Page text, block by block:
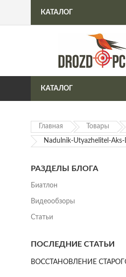
Интернет-магазин
КАТАЛОГ
КАТАЛОГ
Главная Товары
Nadulnik-Utyazhelitel-
РАЗДЕЛЫ БЛОГА
Биатлон
Видеообзоры
Статьи
ПОСЛЕДНИЕ СТАТЬИ
ВОССТАНОВЛЕНИЕ